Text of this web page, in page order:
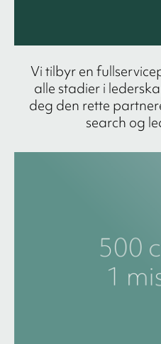
Vi tilbyr en
alle stadier i
deg den rette
search og